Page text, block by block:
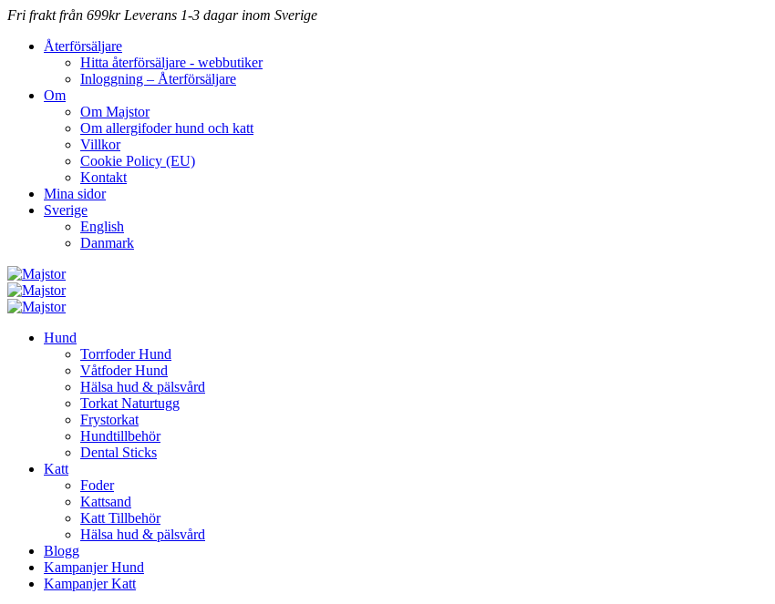
Fri frakt från 699kr Leverans 1-3 dagar inom Sverige
Återförsäljare
Hitta återförsäljare - webbutiker
Inloggning – Återförsäljare
Om
Om Majstor
Om allergifoder hund och katt
Villkor
Cookie Policy (EU)
Kontakt
Mina sidor
Sverige
English
Danmark
Hund
Torrfoder Hund
Våtfoder Hund
Hälsa hud & pälsvård
Torkat Naturtugg
Frystorkat
Hundtillbehör
Dental Sticks
Katt
Foder
Kattsand
Katt Tillbehör
Hälsa hud & pälsvård
Blogg
Kampanjer Hund
Kampanjer Katt